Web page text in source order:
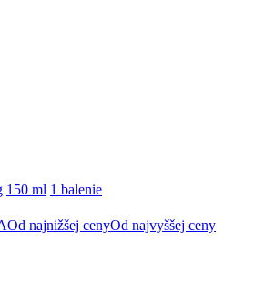
150 ml 1 balenie
Od najnižšej cenyOd najvyššej ceny